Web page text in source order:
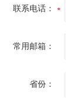
联系电话：
常用邮箱：
省份：